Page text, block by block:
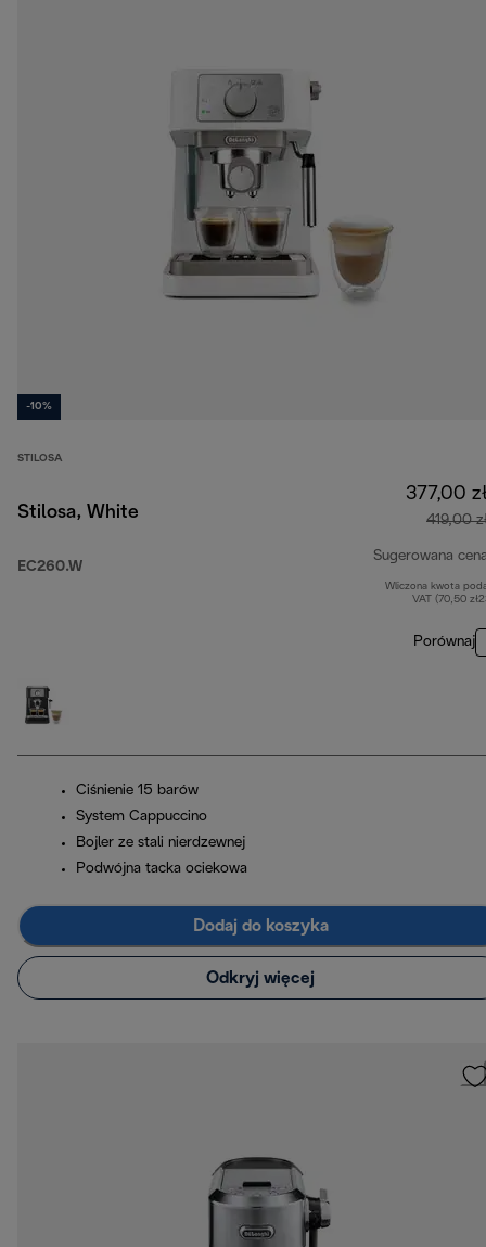
-10%
STILOSA
Stilosa, White
EC260.W
377,00
419,00
Sugerowana
Wliczona kwota
VAT (70,50
Porównaj
Ciśnienie 15 barów
System Cappuccino
Bojler ze stali nierdzewnej
Podwójna tacka ociekowa
Dodaj do koszyka
Odkryj więcej